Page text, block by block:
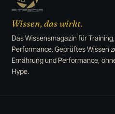
Wissen, das wirkt.
Das Wissensmagazin für
Performance. Geprüftes Wissen
Ernährung und Performance,
Hype.